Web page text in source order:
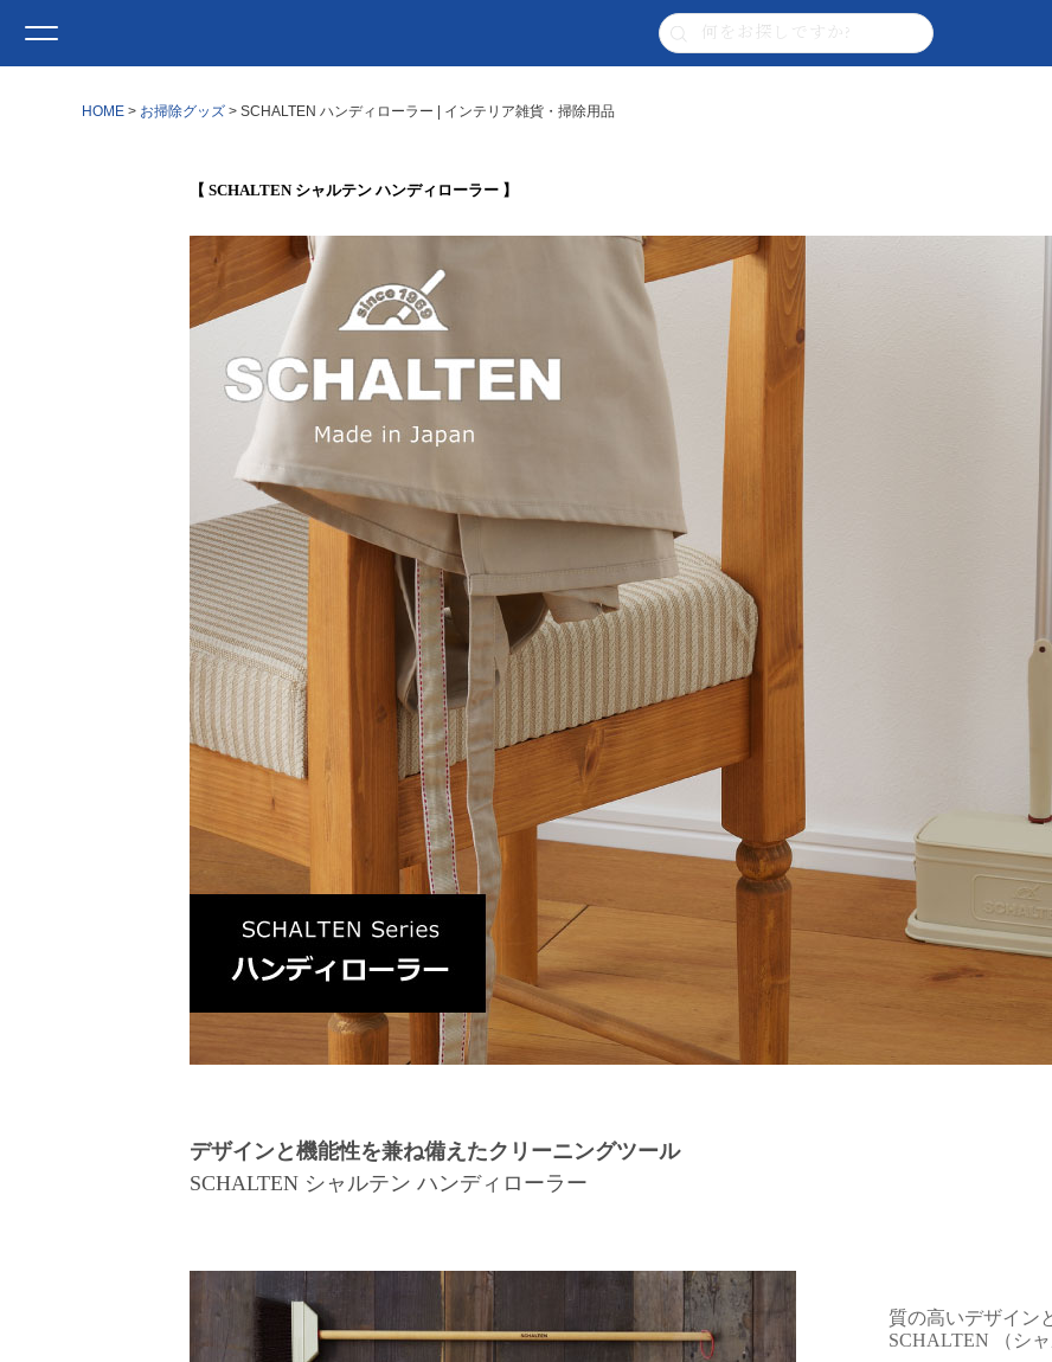
HOME お掃除グッズ SCHALTEN ハンディローラー | インテリア雑貨・掃除用品
【 SCHALTEN シャルテン ハンディローラー 】
デザインと機能性を兼ね備えたクリーニングツール
SCHALTEN シャルテン ハンディローラー
質の高いデザイン
SCHALTEN （シ